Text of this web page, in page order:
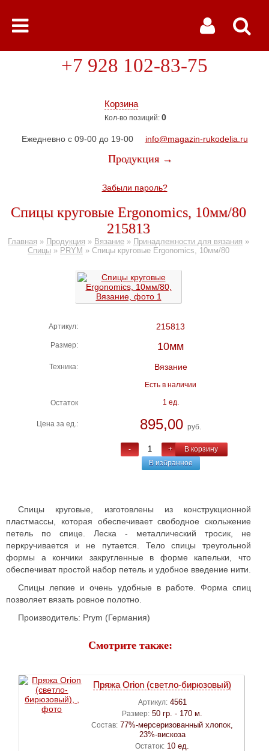
Корзина
Кол-во позиций: 0
+7 928 102-83-75
Ежедневно с 09-00 до 19-00 info@magazin-rukodelia.ru
Продукция →
Забыли пароль?
Спицы круговые Ergonomics, 10мм/80
215813
Главная » Продукция » Вязание » Принадлежности для вязания »
Спицы » PRYM » Спицы круговые Ergonomics, 10мм/80
Артикул: 215813
Размер: 10мм
Техника: Вязание
Есть в наличии
Остаток 1 ед.
Цена за ед.: 895,00 руб.
- +
В корзину
В избранное
Спицы круговые, изготовлены из конструкционной
пластмассы, которая обеспечивает свободное скольжение
петель по спице. Леска - металлический тросик, не
перкручивается и не путается. Тело спицы треугольной
формы а кончики закругленные в форме капельки, что
обеспечиват простой набор петель и удобное введение нити.
Спицы легкие и очень удобные в работе. Форма спиц
позволяет вязать ровное полотно.
Производитель: Prym (Германия)
Смотрите также:
Пряжа Orion (светло-бирюзовый)
Артикул: 4561
Размер: 50 гр. - 170 м.
Состав: 77%-мерсеризованный хлопок,
23%-вискоза
Остаток: 10 ед.